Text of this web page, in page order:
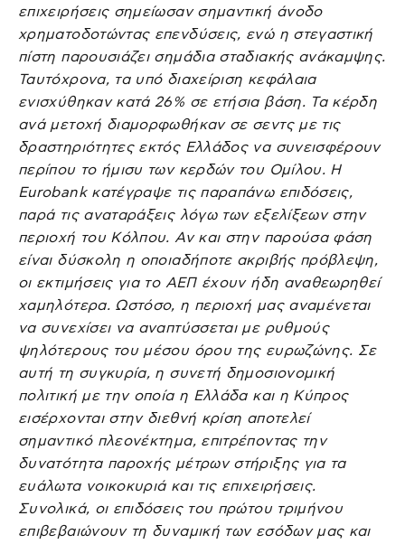
επιχειρήσεις σημείωσαν σημαντική άνοδο
χρηματοδοτώντας επενδύσεις, ενώ η στεγαστική
πίστη παρουσιάζει σημάδια σταδιακής ανάκαμψης.
Ταυτόχρονα, τα υπό διαχείριση κεφάλαια
ενισχύθηκαν κατά 26% σε ετήσια βάση. Τα κέρδη
ανά μετοχή διαμορφωθήκαν σε σεντς με τις
δραστηριότητες εκτός Ελλάδος να συνεισφέρουν
περίπου το ήμισυ των κερδών του Ομίλου. Η
Eurobank κατέγραψε τις παραπάνω επιδόσεις,
παρά τις αναταράξεις λόγω των εξελίξεων στην
περιοχή του Κόλπου. Αν και στην παρούσα φάση
είναι δύσκολη η οποιαδήποτε ακριβής πρόβλεψη,
οι εκτιμήσεις για το ΑΕΠ έχουν ήδη αναθεωρηθεί
χαμηλότερα. Ωστόσο, η περιοχή μας αναμένεται
να συνεχίσει να αναπτύσσεται με ρυθμούς
ψηλότερους του μέσου όρου της ευρωζώνης. Σε
αυτή τη συγκυρία, η συνετή δημοσιονομική
πολιτική με την οποία η Ελλάδα και η Κύπρος
εισέρχονται στην διεθνή κρίση αποτελεί
σημαντικό πλεονέκτημα, επιτρέποντας την
δυνατότητα παροχής μέτρων στήριξης για τα
ευάλωτα νοικοκυριά και τις επιχειρήσεις.
Συνολικά, οι επιδόσεις του πρώτου τριμήνου
επιβεβαιώνουν τη δυναμική των εσόδων μας και